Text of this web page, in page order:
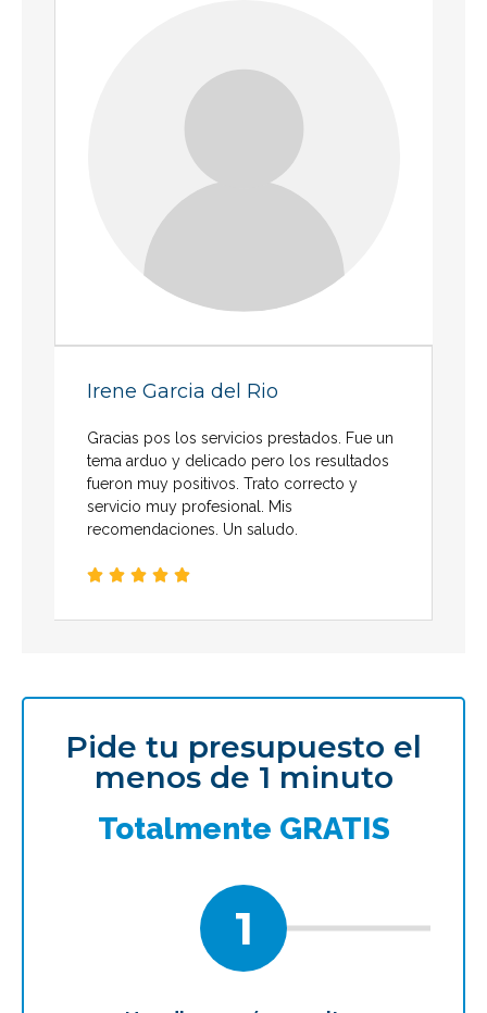
Irene Garcia del Rio
Gracias pos los servicios prestados. Fue un
tema arduo y delicado pero los resultados
fueron muy positivos. Trato correcto y
servicio muy profesional. Mis
recomendaciones. Un saludo.
    
Pide tu presupuesto el
menos de 1 minuto
Totalmente GRATIS
1